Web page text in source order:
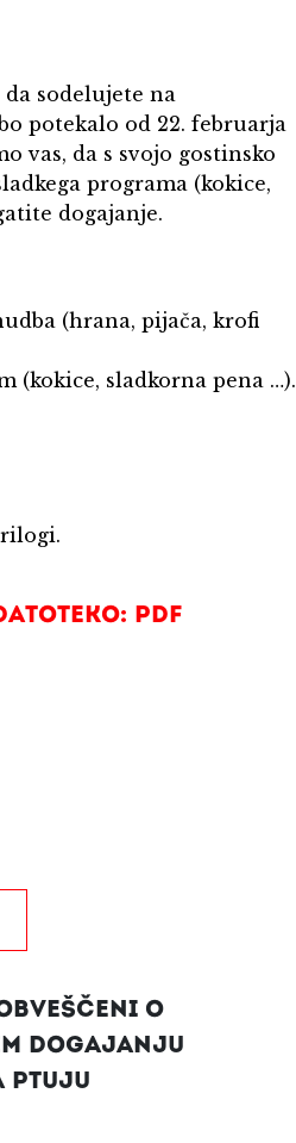
da sodelujete na
potekalo od 22. februarja
vas, da s svojo gostinsko
programa (kokice,
dogajanje.
(hrana, pijača, krofi
(kokice, sladkorna pena …).
PDF
O
DOGAJANJU
PTUJU